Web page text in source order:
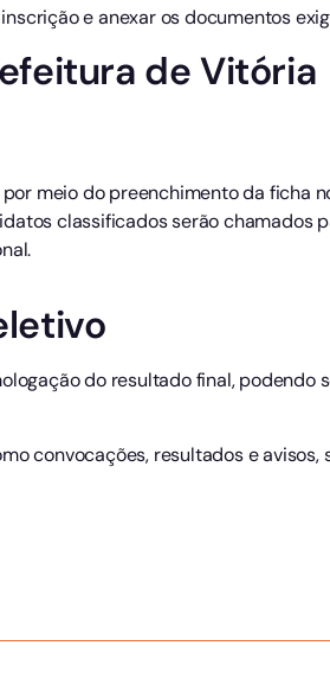
e anexar os documentos
de Vitória
meio do preenchimento da ficha
classificados serão chamados
do resultado final,
convocações, resultados e